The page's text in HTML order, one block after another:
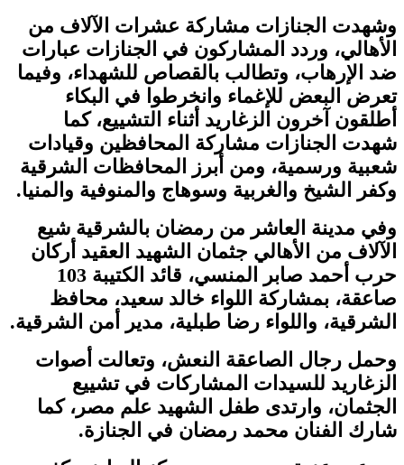
وشهدت الجنازات مشاركة عشرات الآلاف من
الأهالي، وردد المشاركون في الجنازات عبارات
ضد الإرهاب، وتطالب بالقصاص للشهداء، وفيما
تعرض البعض للإغماء وانخرطوا في البكاء
أطلقون آخرون الزغاريد أثناء التشييع، كما
شهدت الجنازات مشاركة المحافظين وقيادات
شعبية ورسمية، ومن أبرز المحافظات الشرقية
وكفر الشيخ والغربية وسوهاج والمنوفية والمنيا.
وفي مدينة العاشر من رمضان بالشرقية شيع
الآلاف من الأهالي جثمان الشهيد العقيد أركان
حرب أحمد صابر المنسي، قائد الكتيبة 103
صاعقة، بمشاركة اللواء خالد سعيد، محافظ
الشرقية، واللواء رضا طبلية، مدير أمن الشرقية.
وحمل رجال الصاعقة النعش، وتعالت أصوات
الزغاريد للسيدات المشاركات في تشييع
الجثمان، وارتدى طفل الشهيد علم مصر، كما
شارك الفنان محمد رمضان في الجنازة.